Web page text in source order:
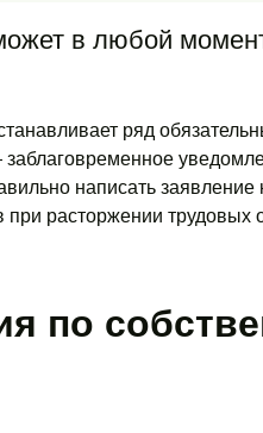
в любой
ряд
написать заявление
при расторжении трудовых
по